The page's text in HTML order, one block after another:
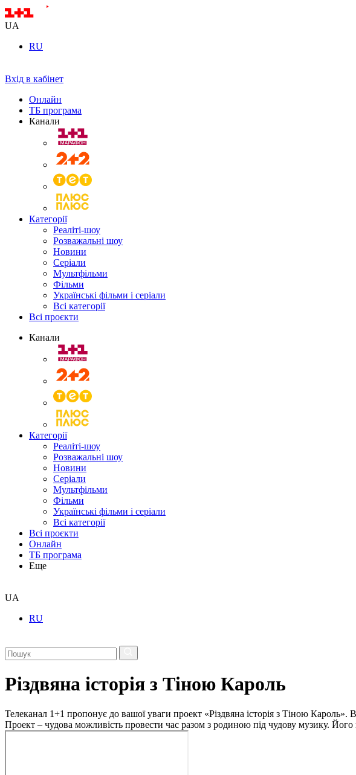
UA
RU
Вхід в кабінет
Онлайн
ТБ програма
Канали
Категорії
Реаліті-шоу
Розважальні шоу
Новини
Серіали
Мультфільми
Фільми
Українські фільми і серіали
Всі категорії
Всі проєкти
Канали
Категорії
Реаліті-шоу
Розважальні шоу
Новини
Серіали
Мультфільми
Фільми
Українські фільми і серіали
Всі категорії
Всі проєкти
Онлайн
ТБ програма
Еще
UA
RU
Різдвяна історія з Тіною Кароль
Телеканал 1+1 пропонує до вашої уваги проект «Різдвяна історія з Тіною Кароль».
Проект – чудова можливість провести час разом з родиною під чудову музику. Його